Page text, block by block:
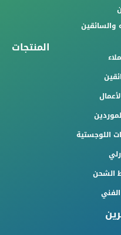
والسائقين
المنتجات
اللوجستية
الشحن